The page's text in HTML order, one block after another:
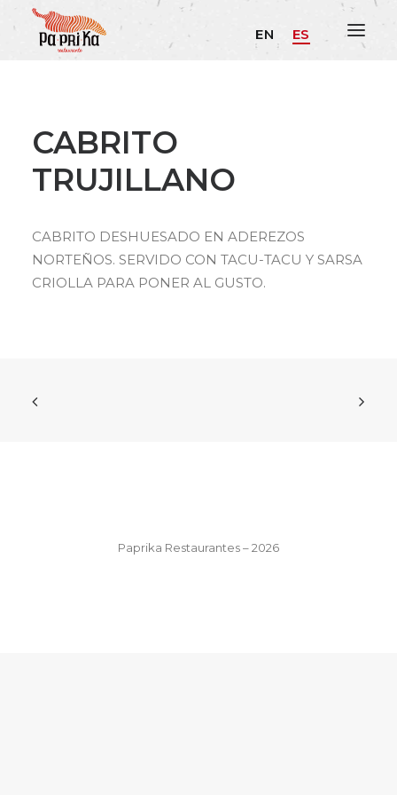
EN ES
CABRITO
TRUJILLANO
CABRITO DESHUESADO EN ADEREZOS
NORTEÑOS. SERVIDO CON TACU-TACU Y SARSA
CRIOLLA PARA PONER AL GUSTO.
Paprika Restaurantes – 2026